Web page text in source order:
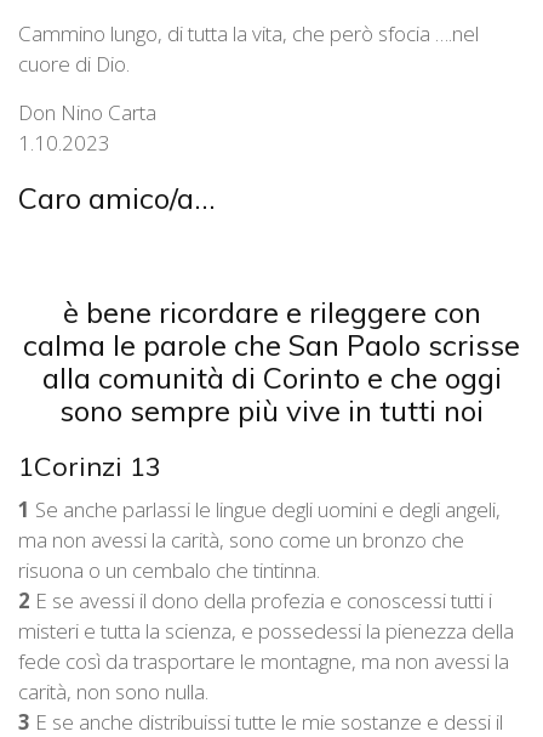
Cammino lungo, di tutta la vita, che però sfocia ….nel
cuore di Dio.
Don Nino Carta
1.10.2023
Caro amico/a…
è bene ricordare e rileggere con
calma le parole che San Paolo scrisse
alla comunità di Corinto e che oggi
sono sempre più vive in tutti noi
1Corinzi 13
1 Se anche parlassi le lingue degli uomini e degli angeli,
ma non avessi la carità, sono come un bronzo che
risuona o un cembalo che tintinna.
2 E se avessi il dono della profezia e conoscessi tutti i
misteri e tutta la scienza, e possedessi la pienezza della
fede così da trasportare le montagne, ma non avessi la
carità, non sono nulla.
3 E se anche distribuissi tutte le mie sostanze e dessi il